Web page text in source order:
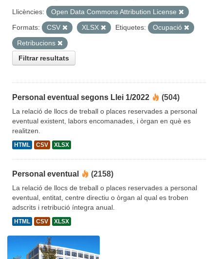
Llicències:
Open Data Commons Attribution License
Formats:
CSV XLSX Etiquetes:
Ocupació
Retribucions
Filtrar resultats
Personal eventual segons Llei 1/2022 (504)
La relació de llocs de treball o places reservades a personal
eventual existent, labors encomanades, i òrgan en què es
realitzen.
HTML CSV XLSX
Personal eventual (2158)
La relació de llocs de treball o places reservades a personal
eventual, entitat, centre directiu o òrgan al qual es troben
adscrits i retribució íntegra anual.
HTML CSV XLSX